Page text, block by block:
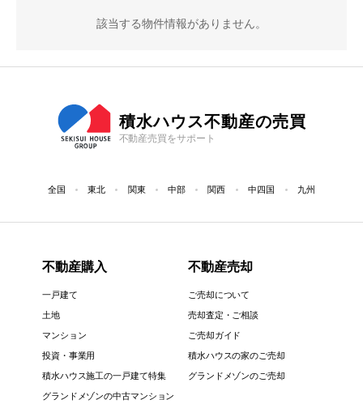
該当する物件情報がありません。
積水ハウス不動産の売買
不動産売買をサポート
全国 東北 関東 中部 関西 中四国 九州
不動産購入
一戸建て
土地
マンション
投資・事業用
積水ハウス施工の一戸建て特集
グランドメゾンの中古マンション
不動産売却
ご売却について
売却査定・ご相談
ご売却ガイド
積水ハウスの家のご売却
グランドメゾンのご売却